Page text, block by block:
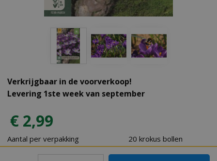
Verkrijgbaar in de voorverkoop!
Levering 1ste week van september
€ 2,99
Aantal per verpakking 20 krokus bollen